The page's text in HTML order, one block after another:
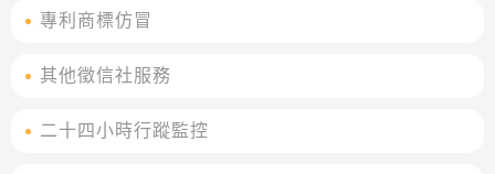
專利商標仿冒
其他徵信社服務
二十四小時行蹤監控